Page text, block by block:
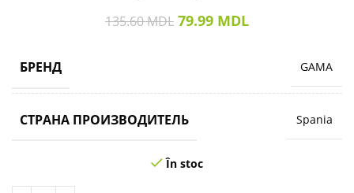
135.60MDL 79.99 MDL
БРЕНД GAMA
СТРАНА ПРОИЗВОДИТЕЛЬ Spania
În stoc